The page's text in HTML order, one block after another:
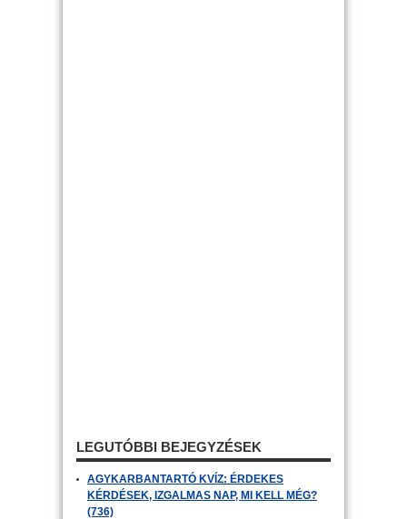
LEGUTÓBBI BEJEGYZÉSEK
AGYKARBANTARTÓ KVÍZ: ÉRDEKES
KÉRDÉSEK, IZGALMAS NAP, MI KELL MÉG?
(736)